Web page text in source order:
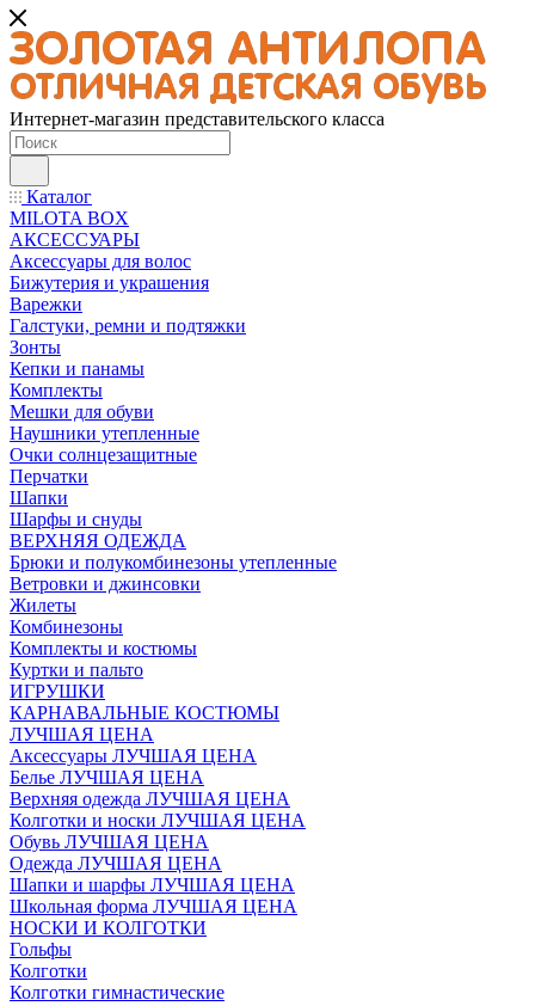
Интернет-магазин представительского класса
Каталог
MILOTA BOX
АКСЕССУАРЫ
Аксессуары для волос
Бижутерия и украшения
Варежки
Галстуки, ремни и подтяжки
Зонты
Кепки и панамы
Комплекты
Мешки для обуви
Наушники утепленные
Очки солнцезащитные
Перчатки
Шапки
Шарфы и снуды
ВЕРХНЯЯ ОДЕЖДА
Брюки и полукомбинезоны утепленные
Ветровки и джинсовки
Жилеты
Комбинезоны
Комплекты и костюмы
Куртки и пальто
ИГРУШКИ
КАРНАВАЛЬНЫЕ КОСТЮМЫ
ЛУЧШАЯ ЦЕНА
Аксессуары ЛУЧШАЯ ЦЕНА
Белье ЛУЧШАЯ ЦЕНА
Верхняя одежда ЛУЧШАЯ ЦЕНА
Колготки и носки ЛУЧШАЯ ЦЕНА
Обувь ЛУЧШАЯ ЦЕНА
Одежда ЛУЧШАЯ ЦЕНА
Шапки и шарфы ЛУЧШАЯ ЦЕНА
Школьная форма ЛУЧШАЯ ЦЕНА
НОСКИ И КОЛГОТКИ
Гольфы
Колготки
Колготки гимнастические